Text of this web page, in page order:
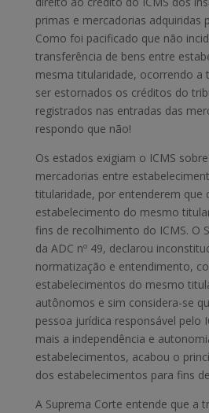
primas e mercadorias adquiridas
Como foi pacificado que não
transferência de bens entre
mesma titularidade, ocorrendo a
ser estornados os créditos do
registrados nas entradas das
respondo que não!
Os estados exigiam o ICMS
mercadorias entre
titularidade, por entenderem que
estabelecimento do mesmo
fins de recolhimento do ICMS. O
da ADC nº 49, declarou
normatização e entendimento,
estabelecimentos do mesmo
autônomos e sim considera-se
pessoa jurídica responsável pelo
mais a independência e
estabelecimentos, acabou o
dos estabelecimentos para fins
A Suprema Corte entende que a